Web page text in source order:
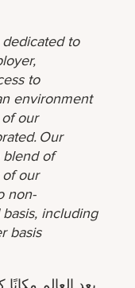
to
to
environment
our
Our
blend of
our
non-
including
basis
يعد العالم